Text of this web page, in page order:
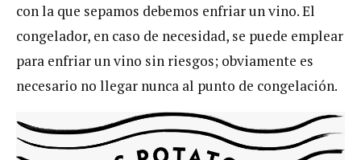
con la que sepamos debemos enfriar un vino. El
congelador, en caso de necesidad, se puede emplear
para enfriar un vino sin riesgos; obviamente es
necesario no llegar nunca al punto de congelación.